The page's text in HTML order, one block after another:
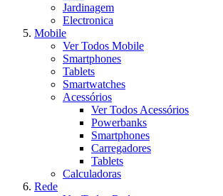
Jardinagem
Electronica
Mobile
Ver Todos Mobile
Smartphones
Tablets
Smartwatches
Acessórios
Ver Todos Acessórios
Powerbanks
Smartphones
Carregadores
Tablets
Calculadoras
Rede